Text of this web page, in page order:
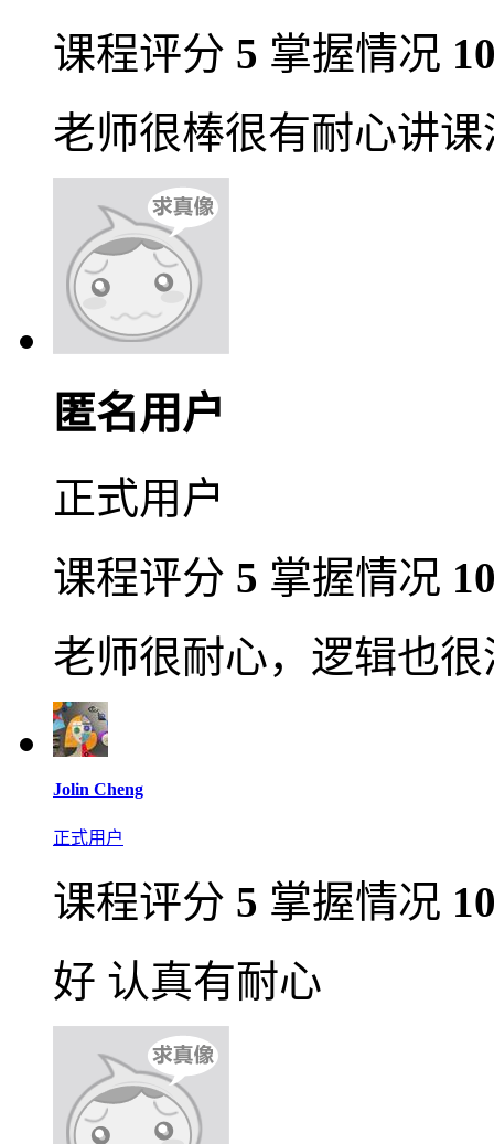
课程评分 5 掌握情况
老师很棒很有耐心讲课
匿名用户
正式用户
课程评分 5 掌握情况
老师很耐心，逻辑也很
Jolin Cheng
正式用户
课程评分 5 掌握情况
好 认真有耐心